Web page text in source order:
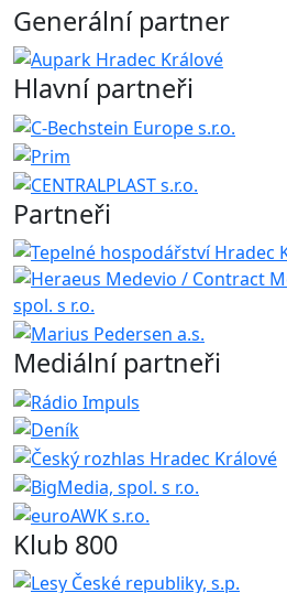
Generální partner
Hlavní partneři
Partneři
Mediální partneři
Klub 800